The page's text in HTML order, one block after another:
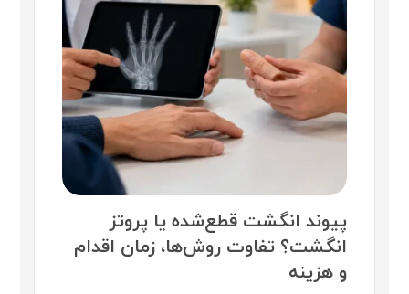
پیوند انگشت قطع‌شده یا پروتز
انگشت؟ تفاوت روش‌ها، زمان اقدام
و هزینه